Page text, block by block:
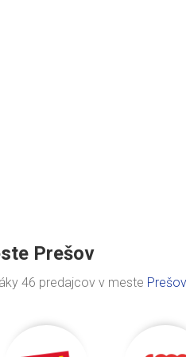
Prešov
46 predajcov v meste Prešov